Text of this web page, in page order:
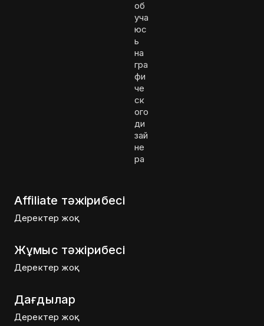
об
уча
юс
ь
на
гра
фи
че
ск
ого
ди
зай
не
ра
Affiliate тәжірибесі
Деректер жоқ
Жұмыс тәжірибесі
Деректер жоқ
Дағдылар
Деректер жоқ